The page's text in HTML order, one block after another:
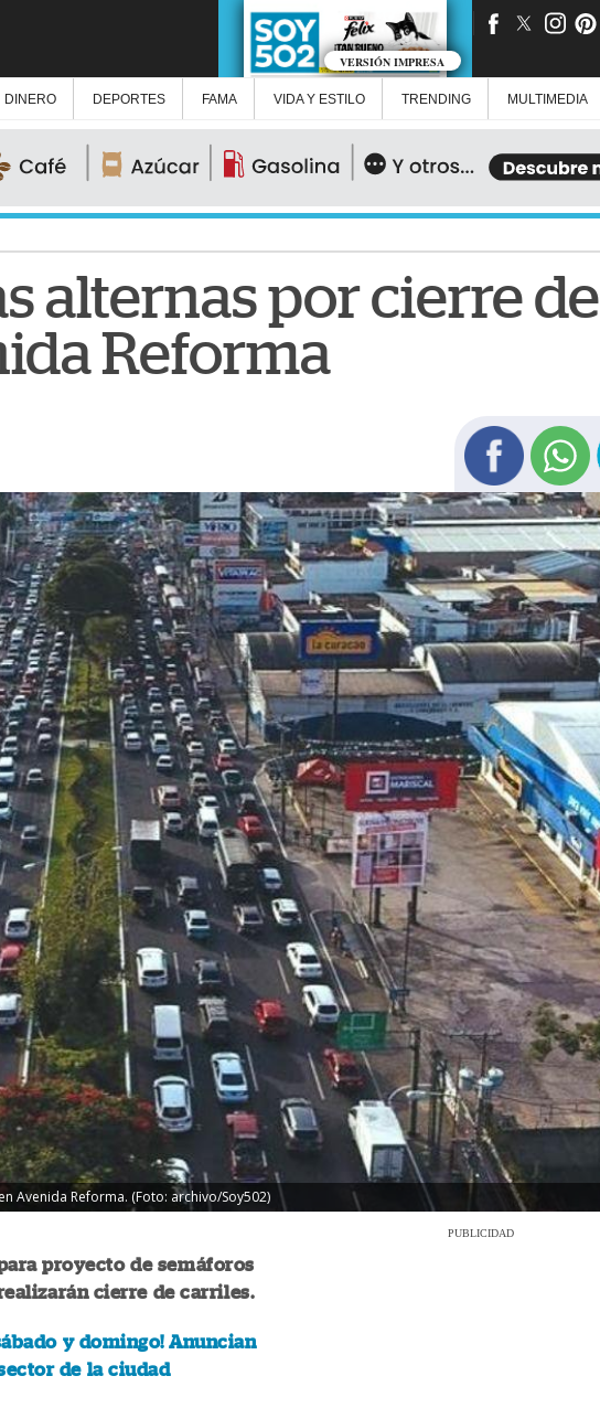
VERSIÓN IMPRESA
DINERO DEPORTES FAMA VIDA Y ESTILO TRENDING MULTIMEDIA
alternas por cierre de
Reforma
Avenida Reforma. (Foto: archivo/Soy502)
proyecto de semáforos
cierre de carriles.
y domingo! Anuncian
de la ciudad
PUBLICIDAD